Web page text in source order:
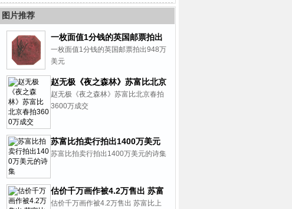
核工作的意见》
图片推荐
一枚面值1分钱的英国邮票拍出
948万美元
一枚面值1分钱的英国邮票拍出948万
美元
赵无极《夜之森林》苏富比北京
春拍3600万成交
赵无极《夜之森林》苏富比北京春拍
3600万成交
苏富比拍卖行拍出1400万美元
的诗集
苏富比拍卖行拍出1400万美元的诗集
估价千万画作被4.2万售出 苏富
比上被告席
估价千万画作被4.2万售出 苏富比上